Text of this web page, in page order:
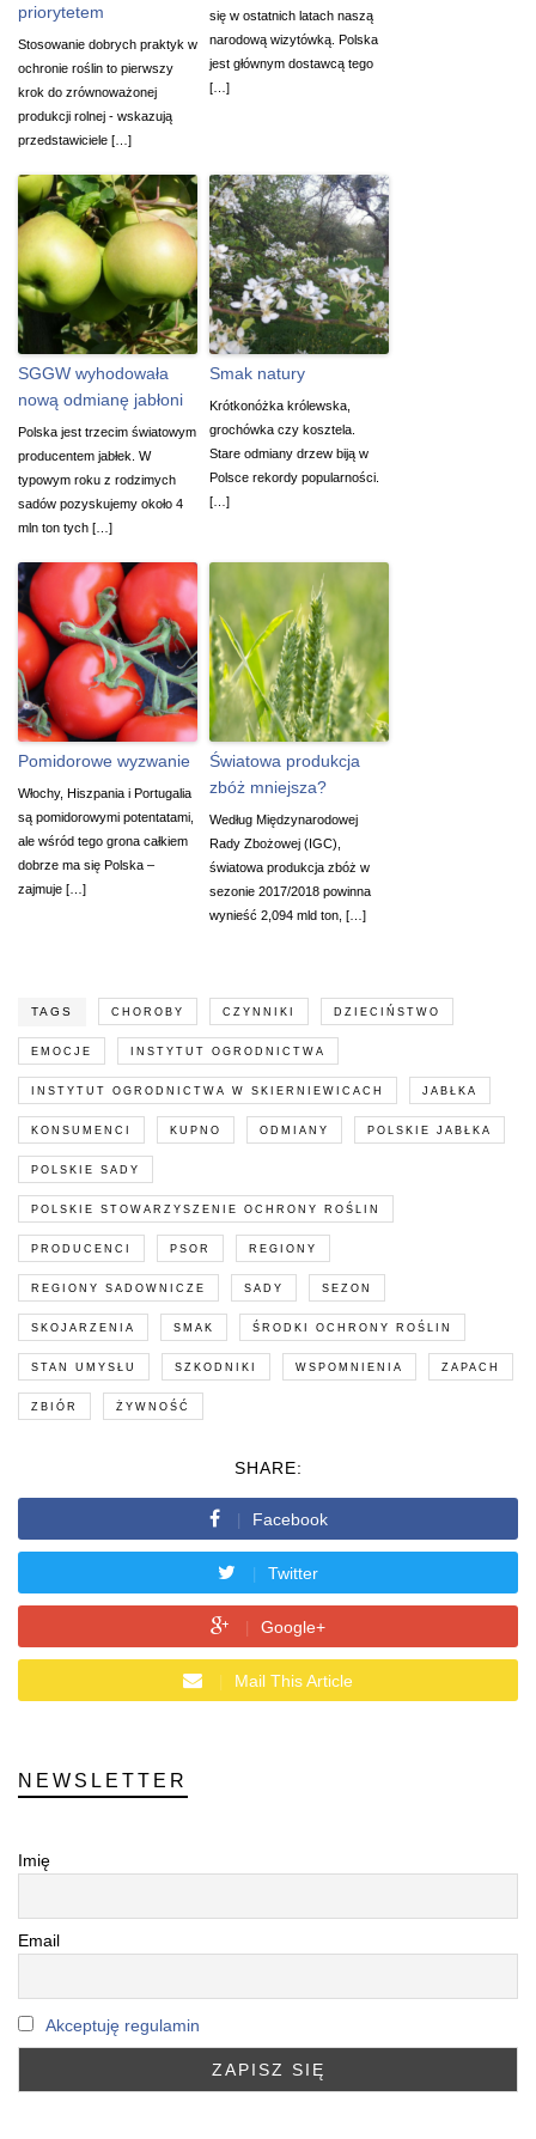
priorytetem
Stosowanie dobrych praktyk w
ochronie roślin to pierwszy
krok do zrównoważonej
produkcji rolnej - wskazują
przedstawiciele […]
się w ostatnich latach naszą
narodową wizytówką. Polska
jest głównym dostawcą tego
[…]
SGGW wyhodowała
nową odmianę jabłoni
Polska jest trzecim światowym
producentem jabłek. W
typowym roku z rodzimych
sadów pozyskujemy około 4
mln ton tych […]
Smak natury
Krótkonóżka królewska,
grochówka czy kosztela.
Stare odmiany drzew biją w
Polsce rekordy popularności.
[…]
Pomidorowe wyzwanie
Włochy, Hiszpania i Portugalia
są pomidorowymi potentatami,
ale wśród tego grona całkiem
dobrze ma się Polska –
zajmuje […]
Światowa produkcja
zbóż mniejsza?
Według Międzynarodowej
Rady Zbożowej (IGC),
światowa produkcja zbóż w
sezonie 2017/2018 powinna
wynieść 2,094 mld ton, […]
TAGS CHOROBY CZYNNIKI DZIECIŃSTWO
EMOCJE INSTYTUT OGRODNICTWA
INSTYTUT OGRODNICTWA W SKIERNIEWICACH JABŁKA
KONSUMENCI KUPNO ODMIANY POLSKIE JABŁKA
POLSKIE SADY
POLSKIE STOWARZYSZENIE OCHRONY ROŚLIN
PRODUCENCI PSOR REGIONY
REGIONY SADOWNICZE SADY SEZON
SKOJARZENIA SMAK ŚRODKI OCHRONY ROŚLIN
STAN UMYSŁU SZKODNIKI WSPOMNIENIA ZAPACH
ZBIÓR ŻYWNOŚĆ
SHARE:
Facebook
Twitter
Google+
Mail This Article
NEWSLETTER
Imię
Email
Akceptuję regulamin